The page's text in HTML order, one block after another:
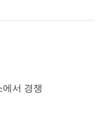
서 경쟁